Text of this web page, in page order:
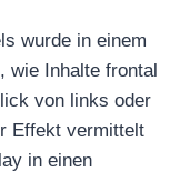
wurde in einem
wie Inhalte frontal
von links oder
Effekt vermittelt
in einen